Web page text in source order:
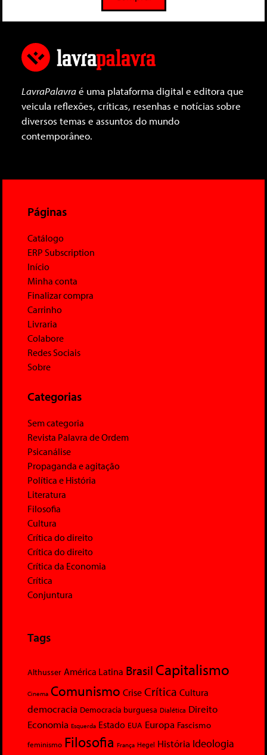
LavraPalavraé uma plataforma digital e editora que
veicula reflexões, críticas, resenhas e notícias sobre
diversos temas e assuntos do mundo
contemporâneo.
Páginas
Catálogo
ERP Subscription
Início
Minha conta
Finalizar compra
Carrinho
Livraria
Colabore
Redes Sociais
Sobre
Categorias
Sem categoria
Revista Palavra de Ordem
Psicanálise
Propaganda e agitação
Política e História
Literatura
Filosofia
Cultura
Crítica do direito
Crítica do direito
Crítica da Economia
Crítica
Conjuntura
Tags
Althusser América Latina Brasil Capitalismo
Cinema Comunismo Crise Crítica Cultura
democracia Democracia burguesa Dialética Direito
Economia Esquerda Estado EUA Europa Fascismo
feminismo Filosofia França Hegel História Ideologia